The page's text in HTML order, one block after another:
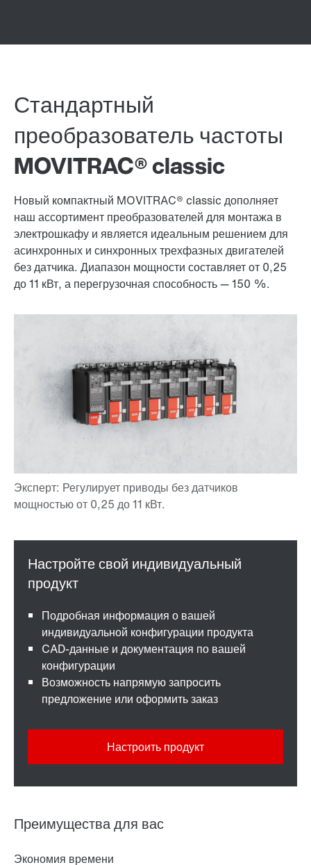
Стандартный
преобразователь частоты
MOVITRAC® classic
Новый компактный MOVITRAC® classic дополняет
наш ассортимент преобразователей для монтажа в
электрошкафу и является идеальным решением для
асинхронных и синхронных трехфазных двигателей
без датчика. Диапазон мощности составляет от 0,25
до 11 кВт, а перегрузочная способность — 150 %.
Подробная информация о вашей
индивидуальной конфигурации продукта
CAD-данные и документация по вашей
конфигурации
Возможность напрямую запросить
предложение или оформить заказ
Настроить продукт
Преимущества для вас
Экономия времени